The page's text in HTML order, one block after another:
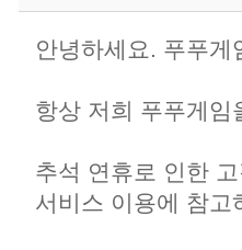
안녕하세요. 푸푸게
항상 저희 푸푸게
추석 연휴로 인한
서비스 이용에 참고